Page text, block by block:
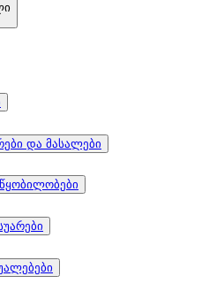
და მასალები